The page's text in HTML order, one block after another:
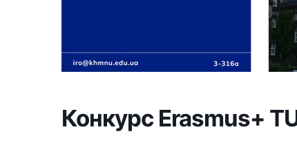
Конкурс Erasmus+